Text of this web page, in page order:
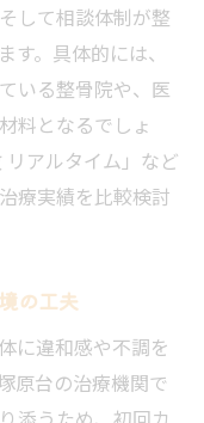
由と見落とし防
窓口負担の違
らす安心感
心につながる
院選びのコツ
治療とサポート
して相談体制が整
。具体的には、
いる整骨院や、医
料となるでしょ
アルタイム」など
療実績を比較検討
の工夫
に違和感や不調を
原台の治療機関で